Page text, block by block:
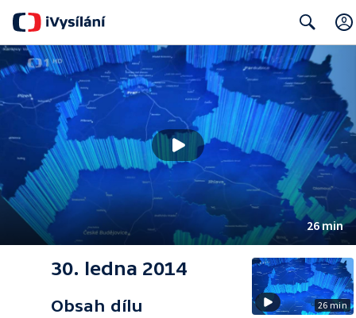
Search
26 min
30. ledna 2014
Obsah dílu
26 min